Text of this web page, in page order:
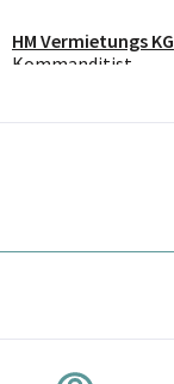
HM Vermietungs KG
Kommanditist